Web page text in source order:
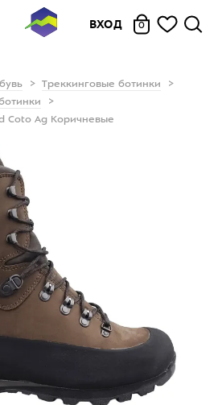
ВХОД 0
Треккинговые ботинки
Coto Ag Коричневые